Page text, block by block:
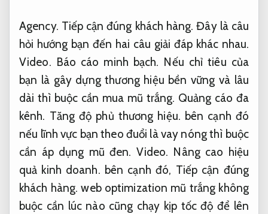
Agency. Tiếp cận đúng khách hàng. Đây là câu
hỏi hướng bạn đến hai câu giải đáp khác nhau.
Video. Báo cáo minh bạch. Nếu chỉ tiêu của
bạn là gây dựng thương hiệu bền vững và lâu
dài thì buộc cần mua mũ trắng. Quảng cáo đa
kênh. Tăng độ phủ thương hiệu. bên cạnh đó
nếu lĩnh vực bạn theo đuổi là vay nóng thì buộc
cần áp dụng mũ đen. Video. Nâng cao hiệu
quả kinh doanh. bên cạnh đó, Tiếp cận đúng
khách hàng. web optimization mũ trắng không
buộc cần lúc nào cũng chạy kịp tốc độ để lên